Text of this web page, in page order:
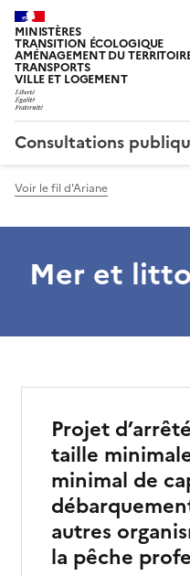
MINISTÈRES
TRANSITION ÉCOLOGIQUE
AMÉNAGEMENT DU
TRANSPORTS
VILLE ET LOGEMENT
Consultations
Voir le fil d'Ariane
Mer et
Projet
taille
minimal de
autres
la pêche